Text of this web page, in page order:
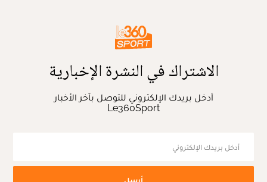
الاشتراك في النشرة الإخبارية
أدخل بريدك الإلكتروني للتوصل بآخر الأخبار
Le360Sport
أرسل